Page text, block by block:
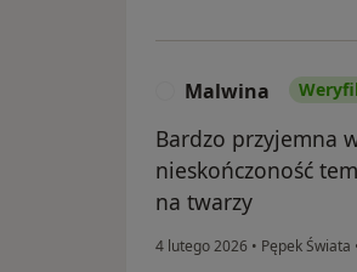
Malwina
Bardzo przyjemna
nieskończoność
na twarzy
4 lutego 2026 • Pępek Świata